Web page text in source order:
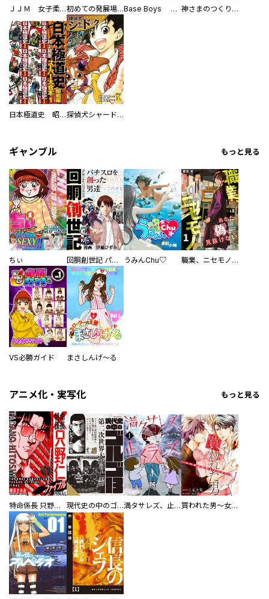
ＪＪＭ 女子柔道部物語 社会人編 初めての発展場 【白抜き修正版】 Base Boys 新装版 神さまのつくりかた。スーパー大合本
日本極道史 昭和編 スーパー大合本 探偵犬シャードック（新装版）
ギャンブル もっと見る
ちぃ 回胴創世記 パチスロを創った男達 うみんChu♡ 職業、ニセモノ～あなたに偽は見抜けない【電子単行本版】
VS必勝ガイド まさしんげ～る
アニメ化・実写化 もっと見る
特命係長 只野仁ファイナル 愛蔵版 現代史の中のゴルゴ13 満タサレズ、止メラレズ 買われた男～女性限定快感セラピスト～【描き下ろしおまけ付き特装版】